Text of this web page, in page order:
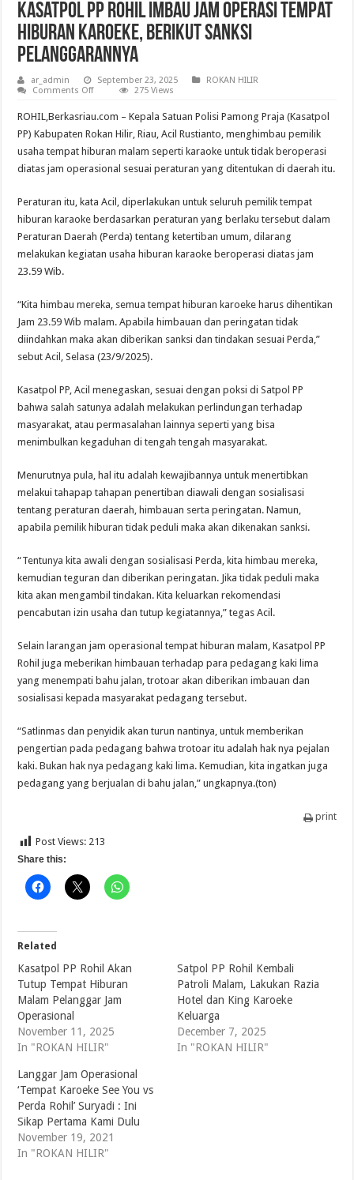
Kasatpol PP Rohil Imbau Jam Operasi Tempat
Hiburan Karoeke, Berikut Sanksi
Pelanggarannya
ar_admin September 23, 2025
ROKAN HILIR
Comments Offon
Rohil
Imbau
Operasi
Hiburan
Sanksi
Pelanggarannya
275 Views
ROHIL,Berkasriau.com – Kepala Satuan Polisi Pamong Praja (Kasatpol
PP) Kabupaten Rokan Hilir, Riau, Acil Rustianto, menghimbau pemilik
usaha tempat hiburan malam seperti karaoke untuk tidak beroperasi
diatas jam operasional sesuai peraturan yang ditentukan di daerah itu.
Peraturan itu, kata Acil, diperlakukan untuk seluruh pemilik tempat
hiburan karaoke berdasarkan peraturan yang berlaku tersebut dalam
Peraturan Daerah (Perda) tentang ketertiban umum, dilarang
melakukan kegiatan usaha hiburan karaoke beroperasi diatas jam
23.59 Wib.
“Kita himbau mereka, semua tempat hiburan karoeke harus dihentikan
Jam 23.59 Wib malam. Apabila himbauan dan peringatan tidak
diindahkan maka akan diberikan sanksi dan tindakan sesuai Perda,”
sebut Acil, Selasa (23/9/2025).
Kasatpol PP, Acil menegaskan, sesuai dengan poksi di Satpol PP
bahwa salah satunya adalah melakukan perlindungan terhadap
masyarakat, atau permasalahan lainnya seperti yang bisa
menimbulkan kegaduhan di tengah tengah masyarakat.
Menurutnya pula, hal itu adalah kewajibannya untuk menertibkan
melakui tahapap tahapan penertiban diawali dengan sosialisasi
tentang peraturan daerah, himbauan serta peringatan. Namun,
apabila pemilik hiburan tidak peduli maka akan dikenakan sanksi.
“Tentunya kita awali dengan sosialisasi Perda, kita himbau mereka,
kemudian teguran dan diberikan peringatan. Jika tidak peduli maka
kita akan mengambil tindakan. Kita keluarkan rekomendasi
pencabutan izin usaha dan tutup kegiatannya,” tegas Acil.
Selain larangan jam operasional tempat hiburan malam, Kasatpol PP
Rohil juga meberikan himbauan terhadap para pedagang kaki lima
yang menempati bahu jalan, trotoar akan diberikan imbauan dan
sosialisasi kepada masyarakat pedagang tersebut.
“Satlinmas dan penyidik akan turun nantinya, untuk memberikan
pengertian pada pedagang bahwa trotoar itu adalah hak nya pejalan
kaki. Bukan hak nya pedagang kaki lima. Kemudian, kita ingatkan juga
pedagang yang berjualan di bahu jalan,” ungkapnya.(ton)
print
Post Views: 213
Share this:
Related
Kasatpol PP Rohil Akan
Tutup Tempat Hiburan
Malam Pelanggar Jam
Operasional
November 11, 2025
In "ROKAN HILIR"
Satpol PP Rohil Kembali
Patroli Malam, Lakukan Razia
Hotel dan King Karoeke
Keluarga
December 7, 2025
In "ROKAN HILIR"
Langgar Jam Operasional
‘Tempat Karoeke See You vs
Perda Rohil’ Suryadi : Ini
Sikap Pertama Kami Dulu
November 19, 2021
In "ROKAN HILIR"